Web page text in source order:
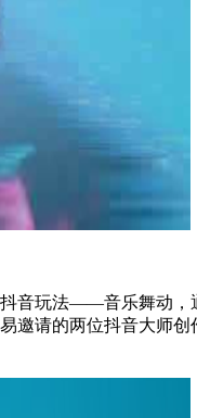
音玩法——音乐舞动
请的两位抖音大师创